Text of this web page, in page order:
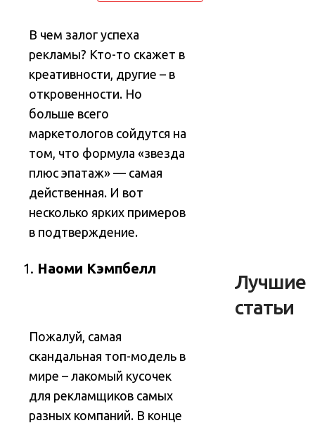
В чем залог успеха
рекламы? Кто-то скажет в
креативности, другие – в
откровенности. Но
больше всего
маркетологов сойдутся на
том, что формула «звезда
плюс эпатаж» — самая
действенная. И вот
несколько ярких примеров
в подтверждение.
Наоми Кэмпбелл
Пожалуй, самая
скандальная топ-модель в
мире – лакомый кусочек
для рекламщиков самых
разных компаний. В конце
Лучшие
статьи